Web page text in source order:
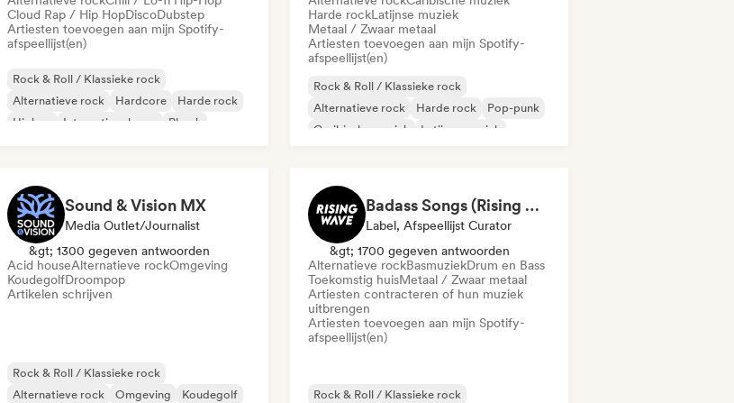
Cloud Rap / Hip HopDiscoDubstep
Artiesten toevoegen aan mijn Spotify-
afspeellijst(en)
Rock & Roll / Klassieke rock
Alternatieve rock
Hardcore
Harde rock
Hiphop
Internationale rap
Phonk
Harde rockLatijnse muziek
Metaal / Zwaar metaal
Artiesten toevoegen aan mijn Spotify-
afspeellijst(en)
Rock & Roll / Klassieke rock
Alternatieve rock
Harde rock
Pop-punk
Caribische muziek
Latijnse muziek
Sound & Vision MX
Media Outlet/Journalist
&gt; 1300 gegeven antwoorden
Acid houseAlternatieve rockOmgeving
KoudegolfDroompop
Artikelen schrijven
Rock & Roll / Klassieke rock
Alternatieve rock
Omgeving
Koudegolf
Badass Songs (Rising Wave Records)
Label, Afspeellijst Curator
&gt; 1700 gegeven antwoorden
Alternatieve rockBasmuziekDrum en Bass
Toekomstig huisMetaal / Zwaar metaal
Artiesten contracteren of hun muziek
uitbrengen
Artiesten toevoegen aan mijn Spotify-
afspeellijst(en)
Rock & Roll / Klassieke rock